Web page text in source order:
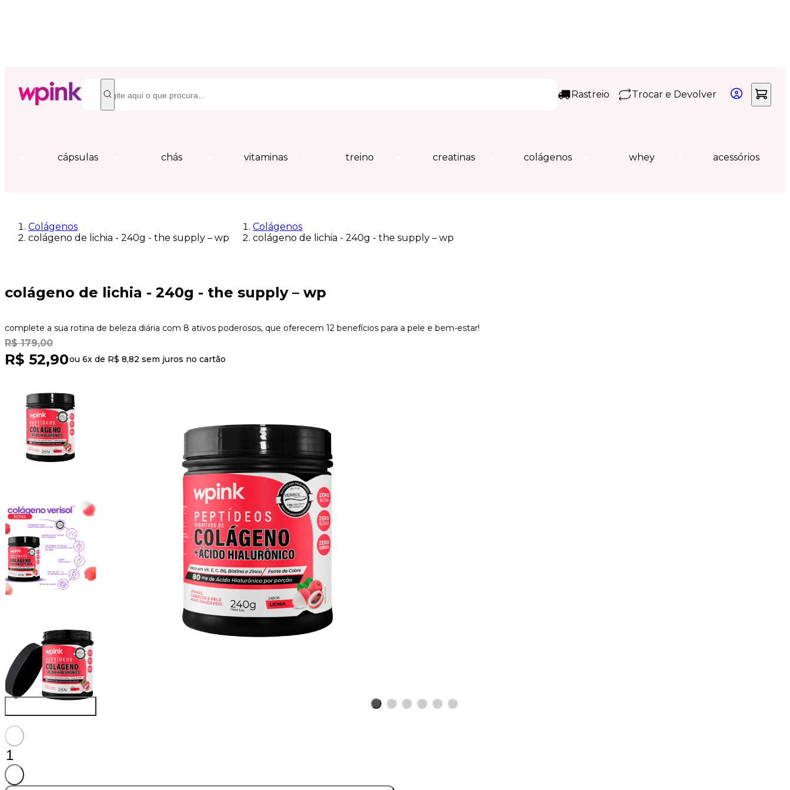
Rastreio Trocar e Devolver
cápsulas chás vitaminas treino creatinas colágenos whey acessórios
Colágenos
colágeno de lichia - 240g - the supply – wp
Colágenos
colágeno de lichia - 240g - the supply – wp
colágeno de lichia - 240g - the supply – wp
complete a sua rotina de beleza diária com 8 ativos poderosos, que oferecem 12 benefícios para a pele e bem-estar!
R$ 179,00
R$ 52,90ou 6x de R$ 8,82 sem juros no cartão